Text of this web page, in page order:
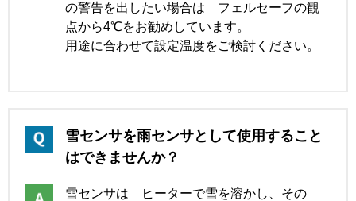
の警告を出したい場合は フェルセーフの観
点から4℃をお勧めしています。
用途に合わせて設定温度をご検討ください。
雪センサを雨センサとして使用すること
はできませんか？
雪センサは ヒーターで雪を溶かし、その